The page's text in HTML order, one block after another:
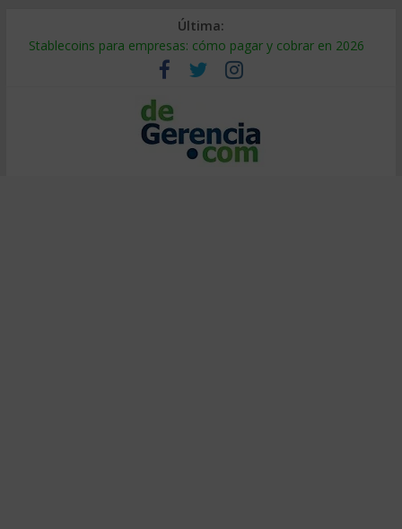
Última:
Stablecoins para empresas: cómo pagar y cobrar en 2026
Despido silencioso: qué es y por qué sale tan caro
IA en selección de personal: cómo auditarla a tiempo
Trabajo forzoso en la cadena de suministro: qué hacer
Mercado hispano de EE. UU.: cómo segmentarlo y venderle